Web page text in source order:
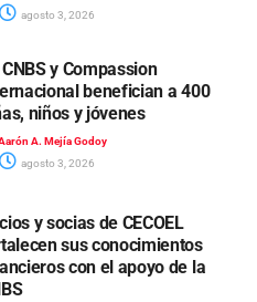
agosto 3, 2026
y Compassion
benefician a 400
niños y jóvenes
A. Mejía Godoy
agosto 3, 2026
y socias de CECOEL
sus conocimientos
con el apoyo de la